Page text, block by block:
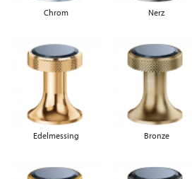
Chrom Nerz
Edelmessing Bronze